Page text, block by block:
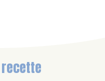
recette